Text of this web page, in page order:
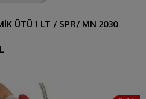
ÜTÜ 1 LT / SPR/ MN 2030